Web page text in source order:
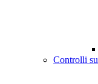
Controlli